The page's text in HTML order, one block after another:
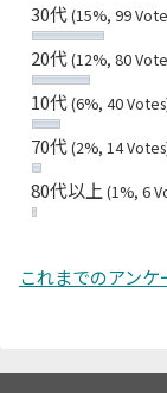
30代(15%, 99
20代(12%, 80
10代(6%, 40
70代(2%, 14
80代以上 (1%, 6
これまでのアン